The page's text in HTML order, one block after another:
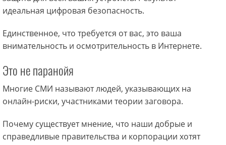
идеальная цифровая безопасность.
Единственное, что требуется от вас, это ваша
внимательность и осмотрительность в Интернете.
Это не паранойя
Многие СМИ называют людей, указывающих на
онлайн-риски, участниками теории заговора.
Почему существует мнение, что наши добрые и
справедливые правительства и корпорации хотят